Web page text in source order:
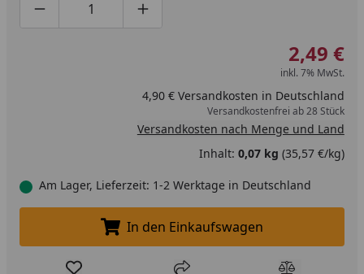
Produktmenge um eins verringern
Produktmenge manuell eingeben
Produktmenge um eins erhöhen
2,49 €
inkl. 7% MwSt.
4,90 € Versandkosten in Deutschland
Versandkostenfrei ab 28 Stück
Versandkosten nach Menge und Land
Inhalt: 0,07 kg (35,57 €/kg)
Am Lager, Lieferzeit: 1-2 Werktage in Deutschland
In den Einkaufswagen legen
In den Einkaufswagen